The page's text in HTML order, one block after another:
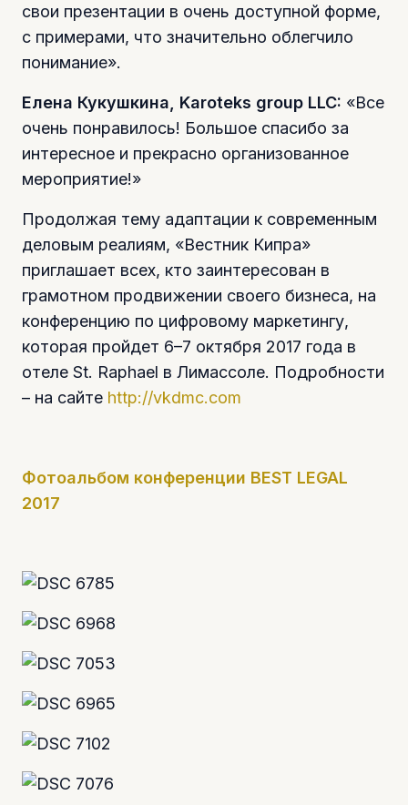
свои презентации в очень доступной форме,
с примерами, что значительно облегчило
понимание».
Елена Кукушкина, Karoteks group LLC: «Все
очень понравилось! Большое спасибо за
интересное и прекрасно организованное
мероприятие!»
Продолжая тему адаптации к современным
деловым реалиям, «Вестник Кипра»
приглашает всех, кто заинтересован в
грамотном продвижении своего бизнеса, на
конференцию по цифровому маркетингу,
которая пройдет 6–7 октября 2017 года в
отеле St. Raphael в Лимассоле. Подробности
– на сайте http://vkdmc.com
Фотоальбом конференции BEST LEGAL
2017